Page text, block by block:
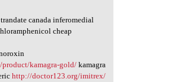
canada inferomedial
cheap
kamagra-gold/ kamagra
http://doctor123.org/imitrex/